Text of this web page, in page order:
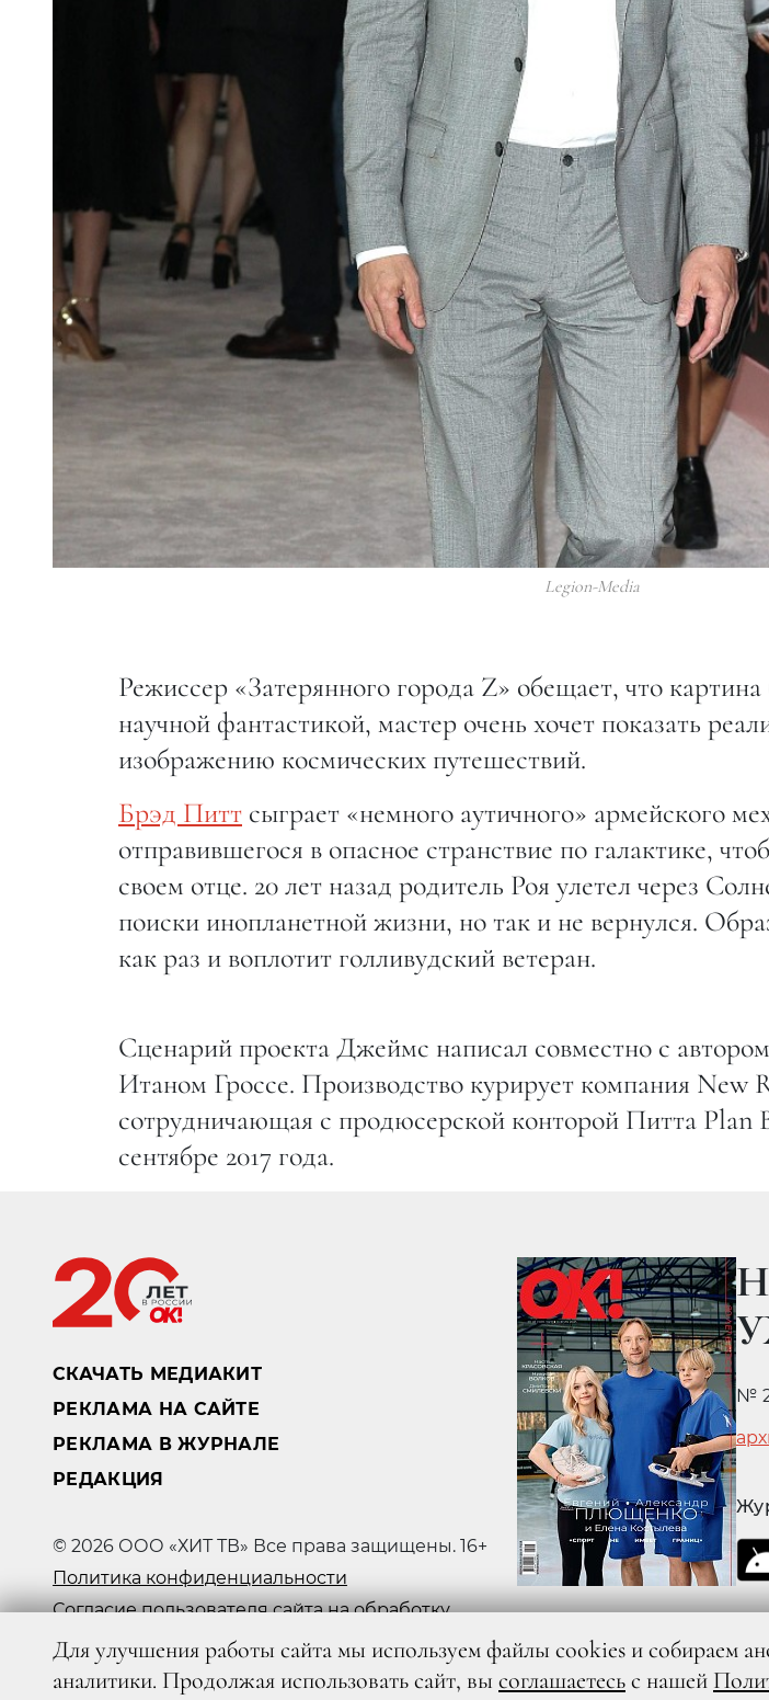
Legion-Media
Режиссер «Затерянного города Z» обещает, что картина
научной фантастикой, мастер очень хочет показать
изображению космических путешествий.
Брэд Питт сыграет «немного аутичного» армейского
отправившегося в опасное странствие по галактике,
своем отце. 20 лет назад родитель Роя улетел через
поиски инопланетной жизни, но так и не вернулся.
как раз и воплотит голливудский ветеран.
Сценарий проекта Джеймс написал совместно с
Итаном Гроссе. Производство курирует компания New
сотрудничающая с продюсерской конторой Питта Plan
сентябре 2017 года.
СКАЧАТЬ МЕДИАКИТ
РЕКЛАМА НА САЙТЕ
РЕКЛАМА В ЖУРНАЛЕ
РЕДАКЦИЯ
© 2026 ООО «ХИТ ТВ» Все права защищены. 16+
Политика конфиденциальности
Согласие пользователя сайта на обработку
№
Для улучшения работы сайта мы используем файлы cookies и собираем
аналитики. Продолжая использовать сайт, вы соглашаетесьс нашей